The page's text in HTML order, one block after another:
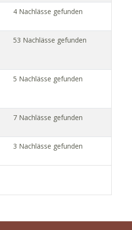
4 Nachlässe gefunden
53 Nachlässe gefunden
5 Nachlässe gefunden
7 Nachlässe gefunden
3 Nachlässe gefunden